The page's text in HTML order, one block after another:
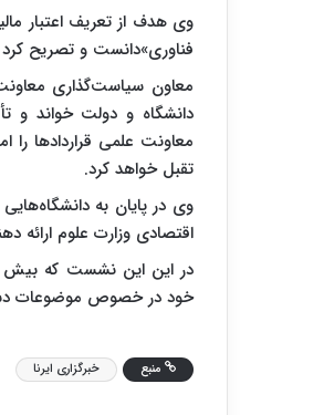
وی هدف از تعریف اعتبار
فناوری»دانست و تصریح کرد
معاون سیاست‌گذاری
دانشگاه و دولت خواند و
معاونت علمی قراردادها
تقبل خواهد کرد.
وی در پایان به
اقتصادی وزارت علوم ارائه
در این این نشست که بیش
خود در خصوص موضوعات
منبع خبرگزاری ایرنا